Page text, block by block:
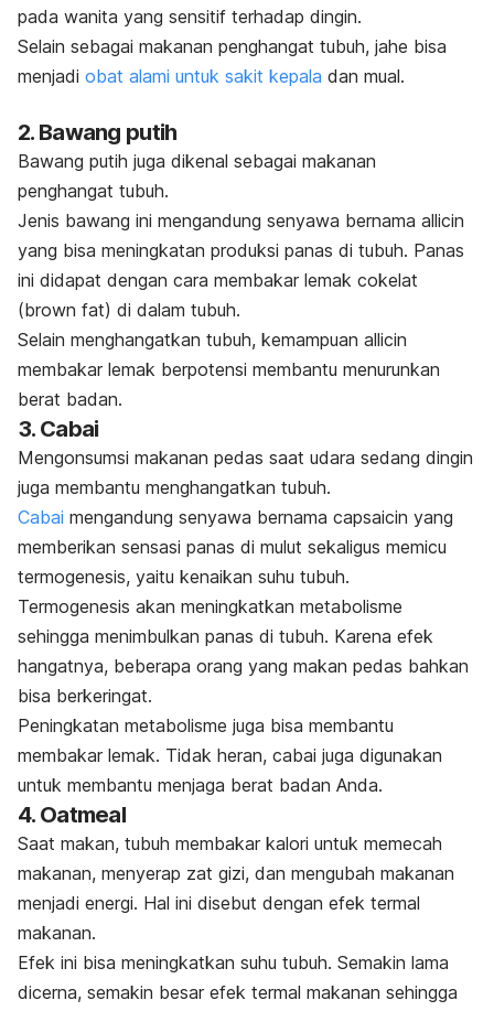
pada wanita yang sensitif terhadap dingin.
Selain sebagai makanan penghangat tubuh, jahe bisa
menjadi obat alami untuk sakit kepala dan mual.
2. Bawang putih
Bawang putih juga dikenal sebagai makanan
penghangat tubuh.
Jenis bawang ini mengandung senyawa bernama allicin
yang bisa meningkatan produksi panas di tubuh. Panas
ini didapat dengan cara membakar lemak cokelat
(brown fat) di dalam tubuh.
Selain menghangatkan tubuh, kemampuan allicin
membakar lemak berpotensi membantu menurunkan
berat badan.
3. Cabai
Mengonsumsi makanan pedas saat udara sedang dingin
juga membantu menghangatkan tubuh.
Cabai mengandung senyawa bernama capsaicin yang
memberikan sensasi panas di mulut sekaligus memicu
termogenesis, yaitu kenaikan suhu tubuh.
Termogenesis akan meningkatkan metabolisme
sehingga menimbulkan panas di tubuh. Karena efek
hangatnya, beberapa orang yang makan pedas bahkan
bisa berkeringat.
Peningkatan metabolisme juga bisa membantu
membakar lemak. Tidak heran, cabai juga digunakan
untuk membantu menjaga berat badan Anda.
4. Oatmeal
Saat makan, tubuh membakar kalori untuk memecah
makanan, menyerap zat gizi, dan mengubah makanan
menjadi energi. Hal ini disebut dengan efek termal
makanan.
Efek ini bisa meningkatkan suhu tubuh. Semakin lama
dicerna, semakin besar efek termal makanan sehingga